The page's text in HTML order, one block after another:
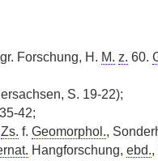
Forschung, H. M. z. 60.
S. 19-22);
42;
Zs. f. Geomorphol.,
Hangforschung, ebd.,